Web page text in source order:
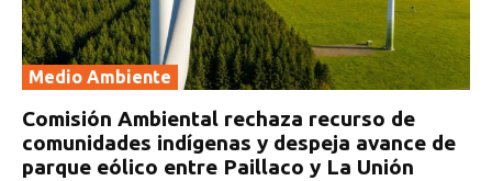
Medio Ambiente
Comisión Ambiental rechaza recurso de
comunidades indígenas y despeja avance de
parque eólico entre Paillaco y La Unión